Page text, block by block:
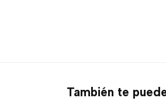
También te